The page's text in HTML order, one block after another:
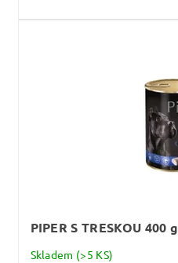
PIPER S TRESKOU 400 g
Skladem (>5 KS)